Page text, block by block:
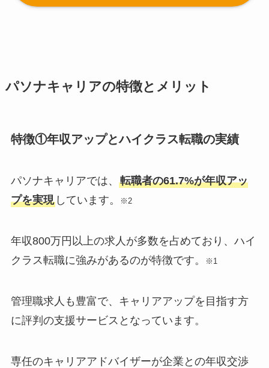
パソナキャリアの特徴とメリット
特徴①年収アップとハイクラス転職の実績
パソナキャリアでは、 転職者の61.7%が年収アッ
プを実現しています。 ※2
年収800万円以上の求人が多数を占めており、ハイ
クラス転職に強みがあるのが特徴です。
※1
管理職求人も豊富で、キャリアアップを目指す方
に評判の支援サービスとなっています。
専任のキャリアアドバイザーが企業との年収交渉